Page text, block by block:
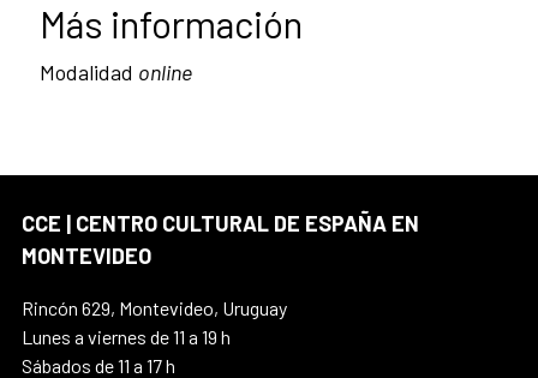
Más información
Modalidad online
CCE | CENTRO CULTURAL DE ESPAÑA EN
MONTEVIDEO
Rincón 629, Montevideo, Uruguay
Lunes a viernes de 11 a 19 h
Sábados de 11 a 17 h